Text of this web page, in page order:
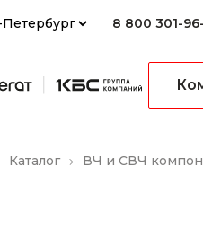
8 800 301-
Каталог ВЧ и СВЧ